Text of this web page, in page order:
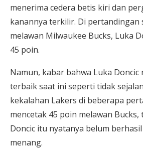
menerima cedera betis kiri dan
kanannya terkilir. Di pertandingan
melawan Milwaukee Bucks, Luka
45 poin.
Namun, kabar bahwa Luka
terbaik saat ini seperti tidak
kekalahan Lakers di beberapa
mencetak 45 poin melawan
Doncic itu nyatanya belum
menang.